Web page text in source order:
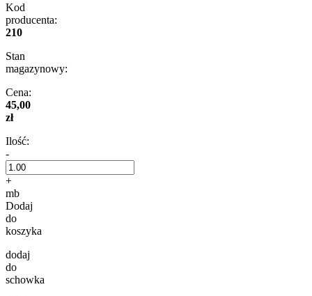
Kod
producenta:
210
Stan
magazynowy:
Cena:
45,00
zł
Ilość:
-
+
mb
Dodaj
do
koszyka
dodaj
do
schowka